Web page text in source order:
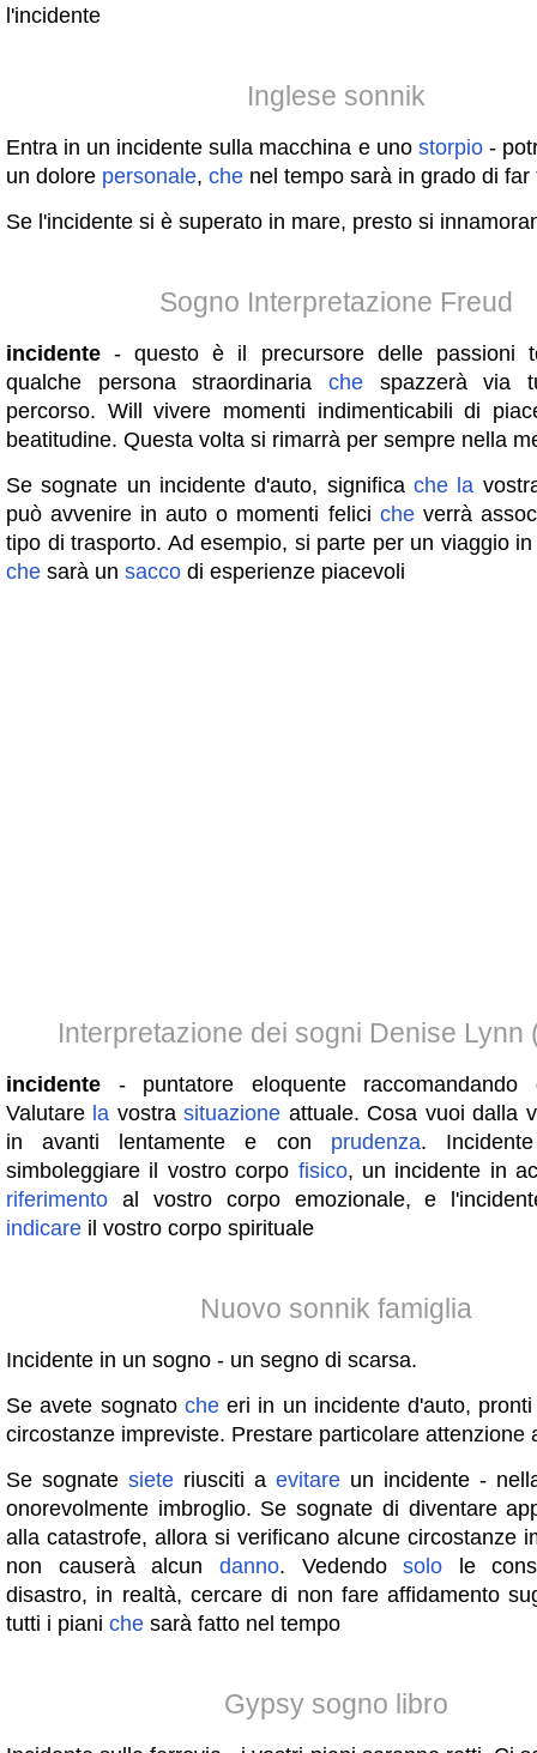
l'incidente
Inglese sonnik
Entra in un incidente sulla macchina e uno storpio-
un dolore personale, che nel tempo sarà in grado di far
Se l'incidente si è superato in mare, presto si
Sogno Interpretazione Freud
incidente- questo è il precursore delle passioni
qualche persona straordinaria chespazzerà via
percorso. Will vivere momenti indimenticabili di
beatitudine. Questa volta si rimarrà per sempre nella
Se sognate un incidente d'auto, significa che la
può avvenire in auto o momenti felici cheverrà
tipo di trasporto. Ad esempio, si parte per un viaggio
che sarà un sacco di esperienze piacevoli
Interpretazione dei sogni Denise Lynn
incidente - puntatore eloquente raccomandando
Valutare la vostrasituazione attuale. Cosa vuoi dalla
in avanti lentamente e con prudenza.
simboleggiare il vostro corpo fisico, un incidente in
riferimento al vostro corpo emozionale, e
indicare il vostro corpo spirituale
Nuovo sonnik famiglia
Incidente in un sogno - un segno di scarsa.
Se avete sognato cheeri in un incidente d'auto,
circostanze impreviste. Prestare particolare attenzione
Se sognate siete riusciti a evitare un incidente -
onorevolmente imbroglio. Se sognate di diventare
alla catastrofe, allora si verificano alcune circostanze
non causerà alcun danno. Vedendosolo le
disastro, in realtà, cercare di non fare affidamento
tutti i piani che sarà fatto nel tempo
Gypsy sogno libro